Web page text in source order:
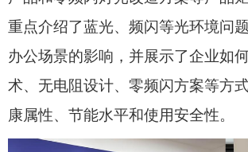
重点介绍了蓝光、频闪等光环境问
办公场景的影响，并展示了企业如
术、无电阻设计、零频闪方案等方
康属性、节能水平和使用安全性。